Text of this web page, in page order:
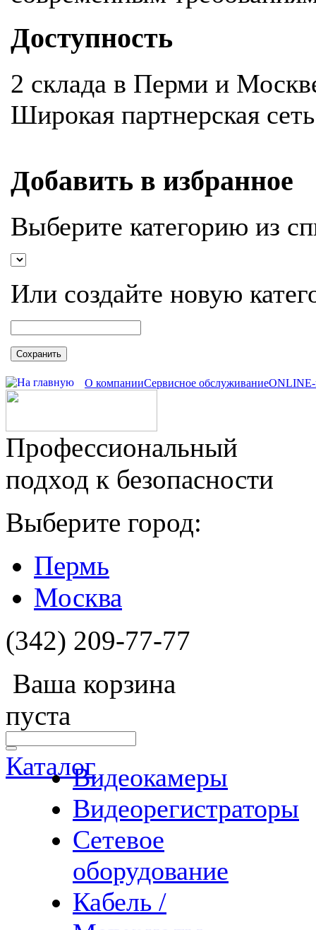
Доступность
2 склада в Перми и
Широкая партнерская
Добавить в избранное
Выберите категорию из
Или создайте новую
Сохранить
О компанииСервисное обслуживаниеONLINE-
Профессиональный
подход к безопасности
Выберите город:
Пермь
Москва
(342) 209-77-77
Ваша корзина
пуста
КаталогВидеокамеры
Видеорегистраторы
Сетевое
оборудование
Кабель /